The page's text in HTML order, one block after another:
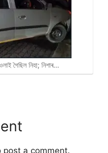
গৈছিল নিহা; নিশাৰ…
post a comment.